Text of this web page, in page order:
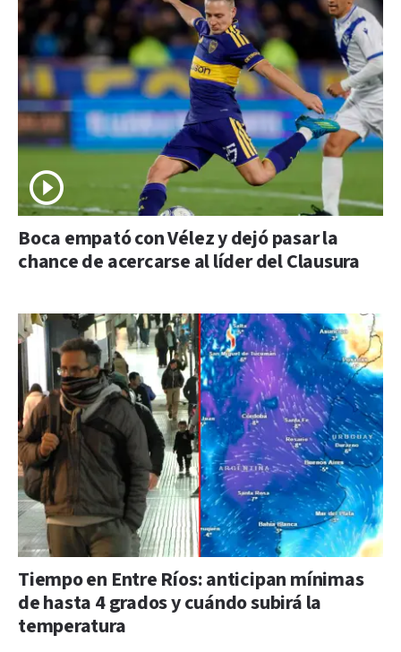
Boca empató con Vélez y dejó pasar la
chance de acercarse al líder del Clausura
Tiempo en Entre Ríos: anticipan mínimas
de hasta 4 grados y cuándo subirá la
temperatura